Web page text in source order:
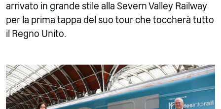
arrivato in grande stile alla Severn Valley Railway
per la prima tappa del suo tour che toccherà tutto
il Regno Unito.